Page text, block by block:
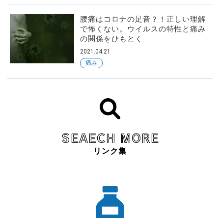
腰痛はコロナの足音？！正しい理解
で怖くない。ウイルスの特性と痛み
の関係をひもとく
2021.04.21
痛み
SEAECH MORE
リンク集